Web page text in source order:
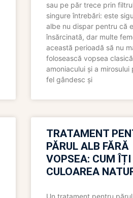
sau pe păr trece prin
singure întrebări: este
albe nu dispar pentru că
însărcinată, dar multe
această perioadă să nu
folosească vopsea
amoniacului și a mirosului
fel gândesc și
TRATAMENT
PĂRUL ALB FĂRĂ
VOPSEA: CUM ÎȚI
CULOAREA